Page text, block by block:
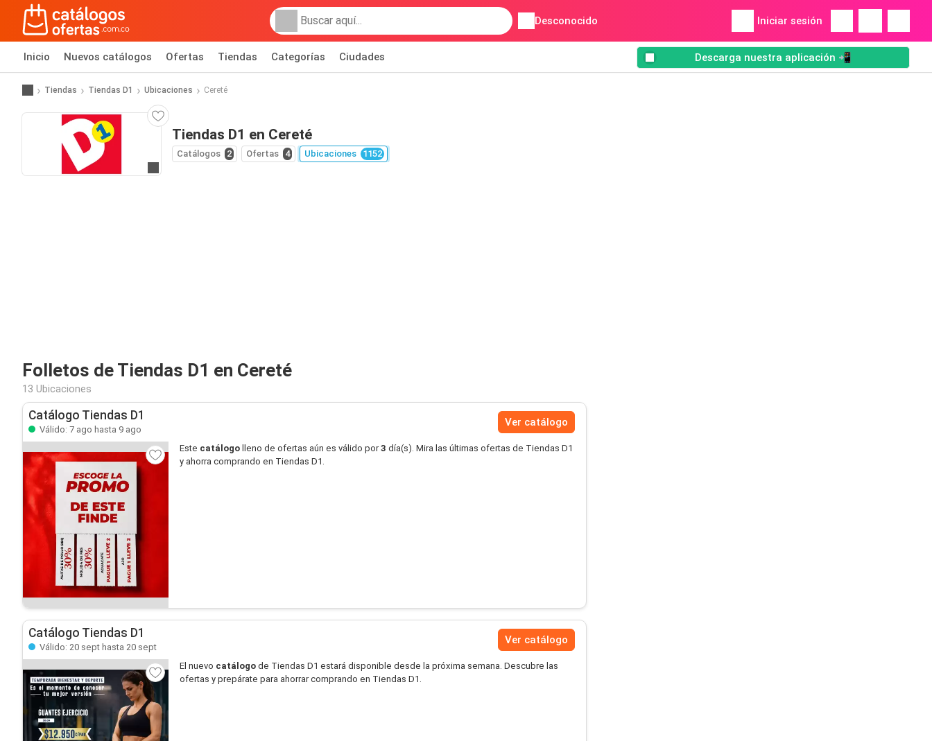
Desconocido Iniciar sesión
Inicio Nuevos catálogos Ofertas Tiendas Categorías Ciudades Descarga nuestra aplicación 📲
Tiendas Tiendas D1 Ubicaciones Cereté
Tiendas D1 en Cereté
Catálogos 2 Ofertas 4 Ubicaciones 1152
Folletos de Tiendas D1 en Cereté
13 Ubicaciones
Catálogo Tiendas D1
Válido: 7 ago hasta 9 ago
Ver catálogo
Este catálogo lleno de ofertas aún es válido por3 día(s). Mira las últimas ofertas de Tiendas D1
y ahorra comprando en Tiendas D1.
Catálogo Tiendas D1
Válido: 20 sept hasta 20 sept
Ver catálogo
El nuevo catálogo de Tiendas D1 estará disponible desde la próxima semana. Descubre las
ofertas y prepárate para ahorrar comprando en Tiendas D1.